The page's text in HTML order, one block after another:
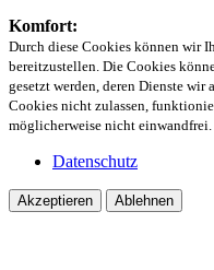
Komfort:
Durch diese Cookies können wir
bereitzustellen. Die Cookies
gesetzt werden, deren Dienste wir
Cookies nicht zulassen,
möglicherweise nicht einwandfrei.
Datenschutz
Akzeptieren Ablehnen